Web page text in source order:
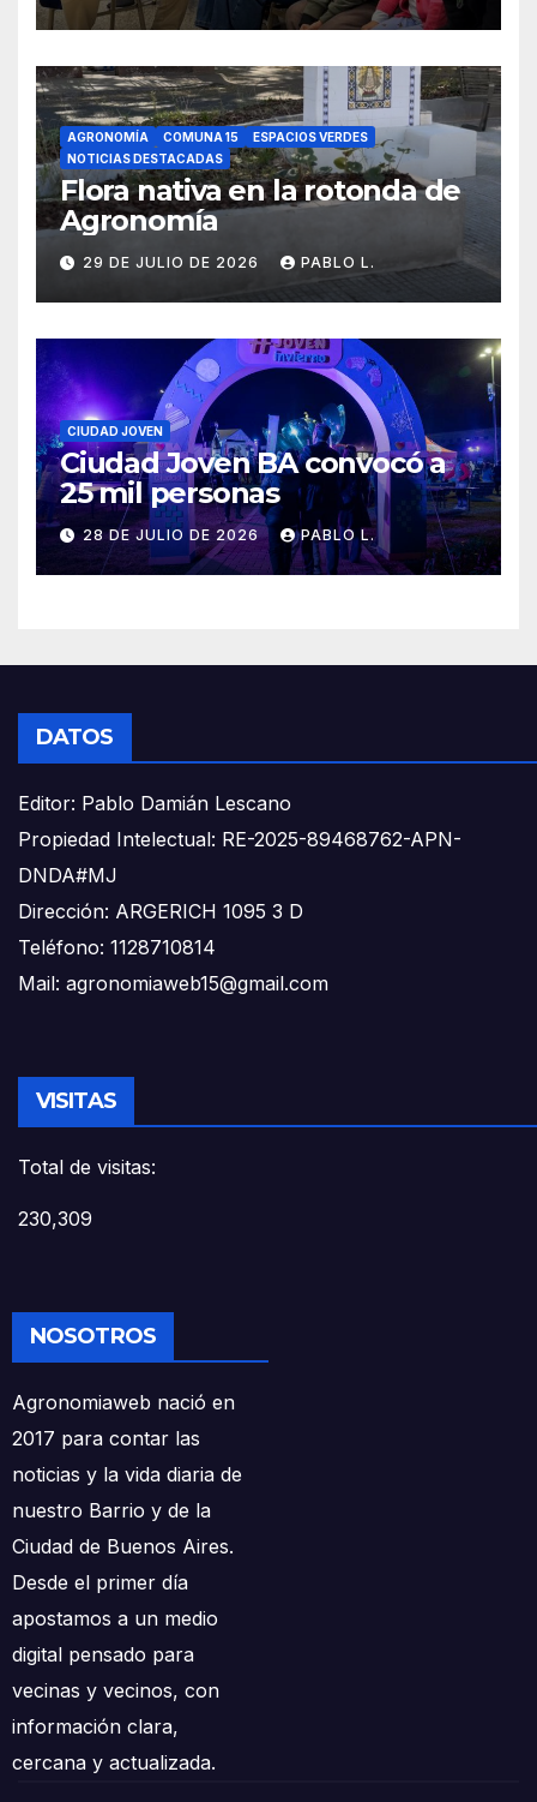
AGRONOMÍA COMUNA 15
ESPACIOS VERDES
NOTICIAS DESTACADAS
Flora nativa en la rotonda de
Agronomía
29 DE JULIO DE 2026 PABLO L.
CIUDAD JOVEN
Ciudad Joven BA convocó a
25 mil personas
28 DE JULIO DE 2026 PABLO L.
DATOS
Editor: Pablo Damián Lescano
Propiedad Intelectual: RE-2025-89468762-APN-
DNDA#MJ
Dirección: ARGERICH 1095 3 D
Teléfono: 1128710814
Mail: agronomiaweb15@gmail.com
VISITAS
Total de visitas:
230,309
NOSOTROS
Agronomiaweb nació en
2017 para contar las
noticias y la vida diaria de
nuestro Barrio y de la
Ciudad de Buenos Aires.
Desde el primer día
apostamos a un medio
digital pensado para
vecinas y vecinos, con
información clara,
cercana y actualizada.